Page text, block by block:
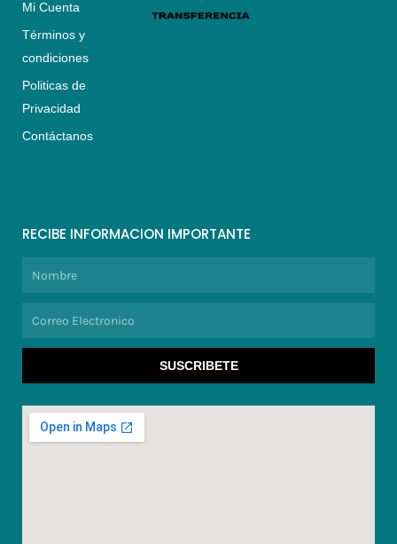
Mi Cuenta
Términos y
condiciones
Politicas de
Privacidad
Contáctanos
RECIBE INFORMACION IMPORTANTE
SUSCRIBETE